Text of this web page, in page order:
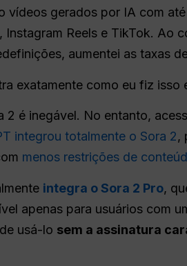
vídeos gerados por IA com
Instagram Reels e TikTok. Ao
aumentei as taxas
exatamente como eu fiz
2 é inegável. No entanto,
integrou totalmente o Sora 2,
menos restrições de
integra o Sora 2 Pro,
apenas para usuários com
usá-lo sem a assinatura